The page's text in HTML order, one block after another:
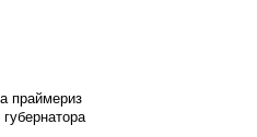
праймериз